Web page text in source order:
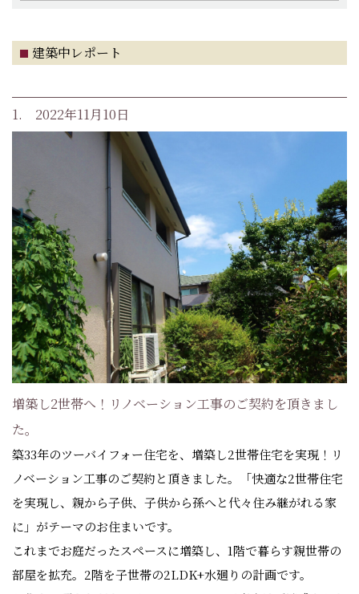
建築中レポート
1. 2022年11月10日
増築し2世帯へ！リノベーション工事のご契約を頂きまし
た。
築33年のツーバイフォー住宅を、増築し2世帯住宅を実現！リ
ノベーション工事のご契約と頂きました。「快適な2世帯住宅
を実現し、親から子供、子供から孫へと代々住み継がれる家
に」がテーマのお住まいです。
これまでお庭だったスペースに増築し、1階で暮らす親世帯の
部屋を拡充。2階を子世帯の2LDK+水廻りの計画です。